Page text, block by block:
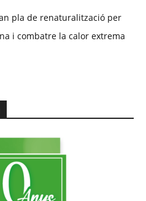
pla de renaturalització per
i combatre la calor extrema